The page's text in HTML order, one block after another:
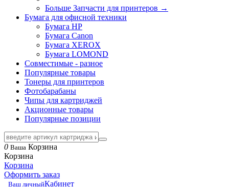
Больше Запчасти для принтеров →
Бумага для офисной техники
Бумага HP
Бумага Canon
Бумага XEROX
Бумага LOMOND
Совместимые - разное
Популярные товары
Тонеры для принтеров
Фотобарабаны
Чипы для картриджей
Акционные товары
Популярные позиции
0 Ваша Корзина
Корзина
Корзина
Оформить заказ
Ваш личныйКабинет